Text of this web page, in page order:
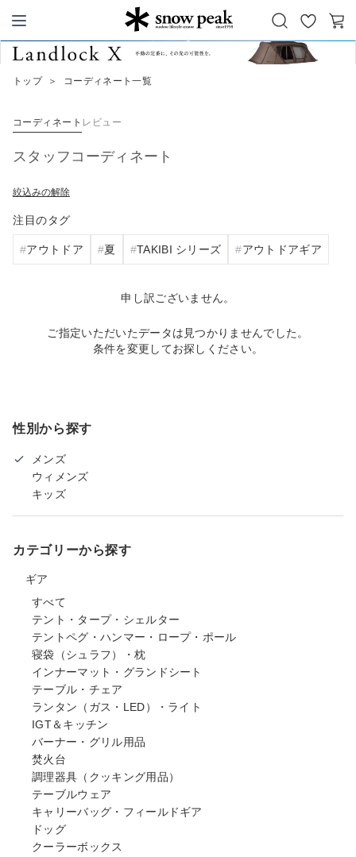
Snow Peak
お
気
カ
トップ ＞ コーディネート一覧
コーディネート レビュー
スタッフコーディネート
絞込みの解除
注目のタグ
アウトドア 夏 TAKIBI シリーズ アウトドアギア
申し訳ございません。
ご指定いただいたデータは見つかりませんでした。
条件を変更してお探しください。
性別から探す
メンズ
ウィメンズ
キッズ
カテゴリーから探す
ギア
すべて
テント・タープ・シェルター
テントペグ・ハンマー・ロープ・ポール
寝袋（シュラフ）・枕
インナーマット・グランドシート
テーブル・チェア
ランタン（ガス・LED）・ライト
IGT＆キッチン
バーナー・グリル用品
焚火台
調理器具（クッキング用品）
テーブルウェア
キャリーバッグ・フィールドギア
ドッグ
クーラーボックス